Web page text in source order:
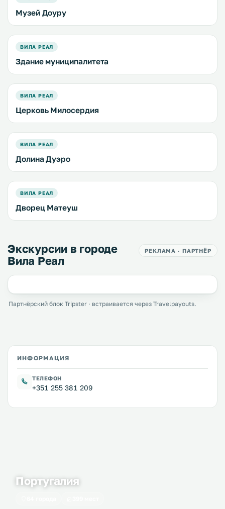
Музей Доуру
ВИЛА РЕАЛ
Здание муниципалитета
ВИЛА РЕАЛ
Церковь Милосердия
ВИЛА РЕАЛ
Долина Дуэро
ВИЛА РЕАЛ
Дворец Матеуш
Экскурсии в городе
Вила Реал
РЕКЛАМА · ПАРТНЁР
Партнёрский блок Tripster · встраивается через Travelpayouts.
ИНФОРМАЦИЯ
ТЕЛЕФОН
+351 255 381 209
Португалия